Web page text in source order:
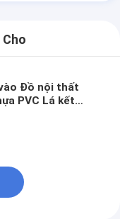
Cho
Đồ nội thất
PVC Lá kết